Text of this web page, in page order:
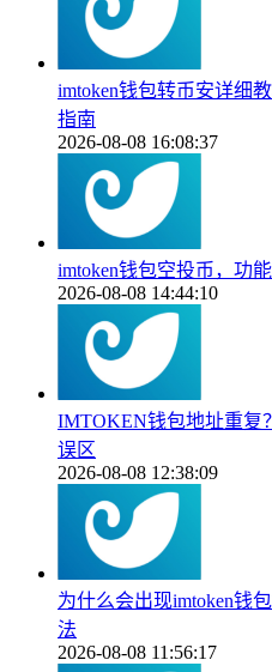
imtoken钱包转币安详细
指南
2026-08-08 16:08:37
imtoken钱包空投币，功
2026-08-08 14:44:10
IMTOKEN钱包地址重复
误区
2026-08-08 12:38:09
为什么会出现imtoken钱
法
2026-08-08 11:56:17